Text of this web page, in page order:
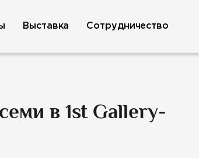
в 1st Gallery-
Выставка Сотрудничество